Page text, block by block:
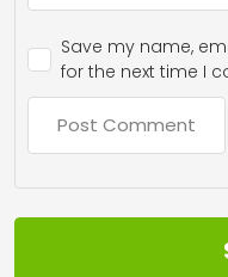
Save my name,
for the next time I